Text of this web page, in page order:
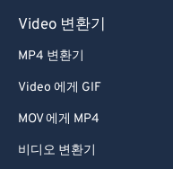
Video 변환기
MP4 변환기
Video 에게 GIF
MOV 에게 MP4
비디오 변환기